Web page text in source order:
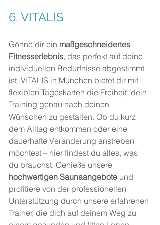
6. VITALIS
Gönne dir ein maßgeschneidertes
Fitnesserlebnis, das perfekt auf deine
individuellen Bedürfnisse abgestimmt
ist. VITALIS in München bietet dir mit
flexiblen Tageskarten die Freiheit, dein
Training genau nach deinen
Wünschen zu gestalten. Ob du kurz
dem Alltag entkommen oder eine
dauerhafte Veränderung anstreben
möchtest – hier findest du alles, was
du brauchst. Genieße unsere
hochwertigen Saunaangebote und
profitiere von der professionellen
Unterstützung durch unsere erfahrenen
Trainer, die dich auf deinem Weg zu